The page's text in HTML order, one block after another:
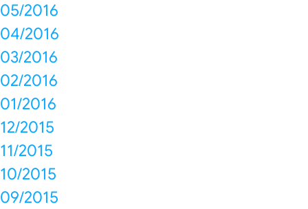
05/2016
04/2016
03/2016
02/2016
01/2016
12/2015
11/2015
10/2015
09/2015